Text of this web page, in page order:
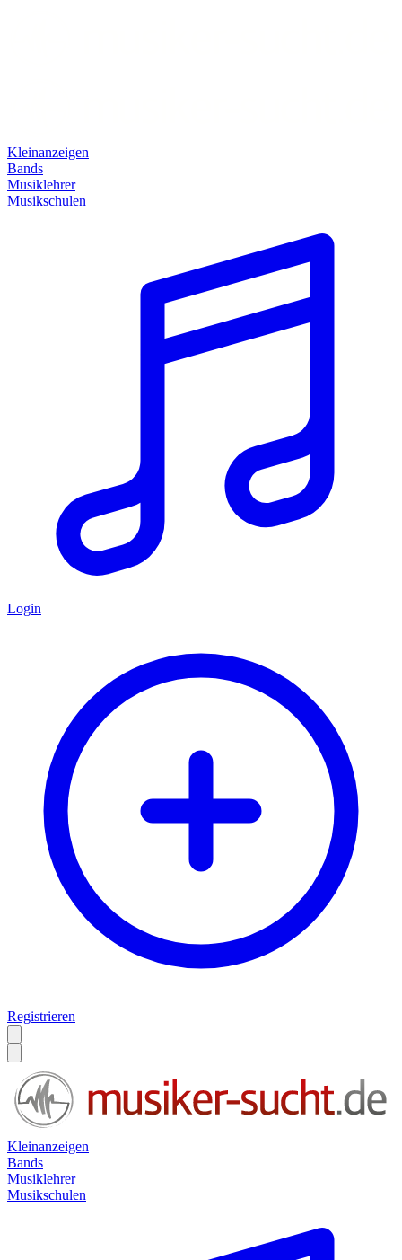
Kleinanzeigen
Bands
Musiklehrer
Musikschulen
Login
Registrieren
Kleinanzeigen
Bands
Musiklehrer
Musikschulen